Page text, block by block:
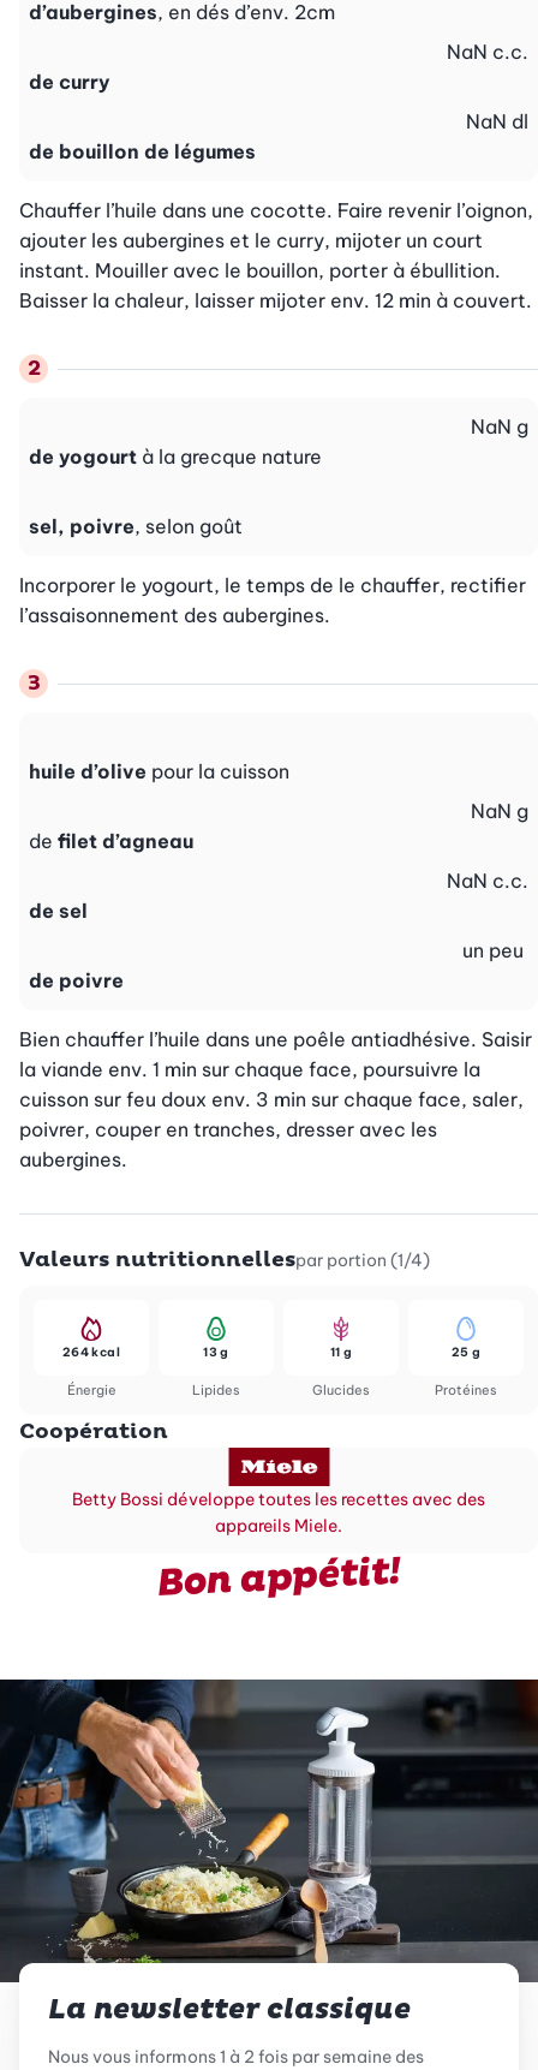
d’aubergines, en dés d’env. 2cm
de curry
NaN c.c.
de bouillon de légumes
NaN dl
Chauffer l’huile dans une cocotte. Faire revenir l’oignon,
ajouter les aubergines et le curry, mijoter un court
instant. Mouiller avec le bouillon, porter à ébullition.
Baisser la chaleur, laisser mijoter env. 12 min à couvert.
de yogourt à la grecque nature
NaN g
sel, poivre, selon goût
Incorporer le yogourt, le temps de le chauffer, rectifier
l’assaisonnement des aubergines.
huile d’olive pour la cuisson
de filet d’agneau
NaN g
de sel
NaN c.c.
de poivre
un peu
Bien chauffer l’huile dans une poêle antiadhésive. Saisir
la viande env. 1 min sur chaque face, poursuivre la
cuisson sur feu doux env. 3 min sur chaque face, saler,
poivrer, couper en tranches, dresser avec les
aubergines.
Valeurs nutritionnellespar portion (1/4)
Énergie
264 kcal
Lipides
13 g
Glucides
11 g
Protéines
25 g
Coopération
Betty Bossi développe toutes les recettes avec des
appareils Miele.
Bon appétit!
La newsletter classique
Nous vous informons 1 à 2 fois par semaine des